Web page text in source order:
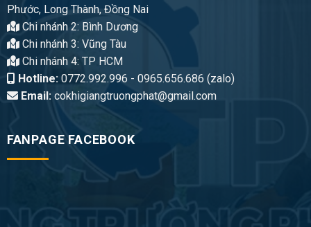
Phước, Long Thành, Đồng Nai
Chi nhánh 2: Bình Dương
Chi nhánh 3: Vũng Tàu
Chi nhánh 4: TP HCM
Hotline:0772.992.996 - 0965.656.686 (zalo)
Email:cokhigiangtruongphat@gmail.com
FANPAGE FACEBOOK